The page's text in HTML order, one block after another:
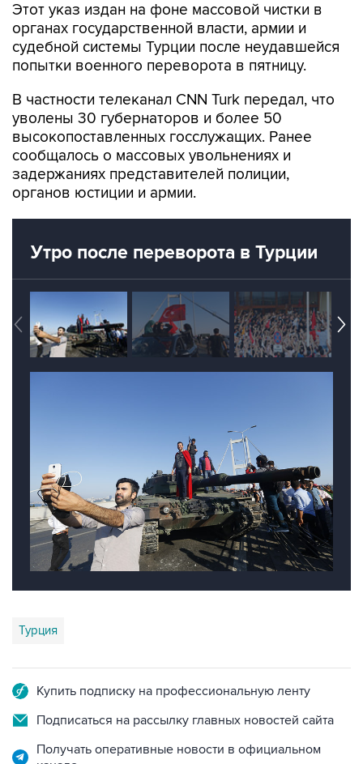
Этот указ издан на фоне массовой чистки в
органах государственной власти, армии и
судебной системы Турции после неудавшейся
попытки военного переворота в пятницу.
В частности телеканал CNN Turk передал, что
уволены 30 губернаторов и более 50
высокопоставленных госслужащих. Ранее
сообщалось о массовых увольнениях и
задержаниях представителей полиции,
органов юстиции и армии.
Утро после переворота в Турции
Турция
Купить подписку на профессиональную ленту
Подписаться на рассылку главных новостей сайта
Получать оперативные новости в официальном